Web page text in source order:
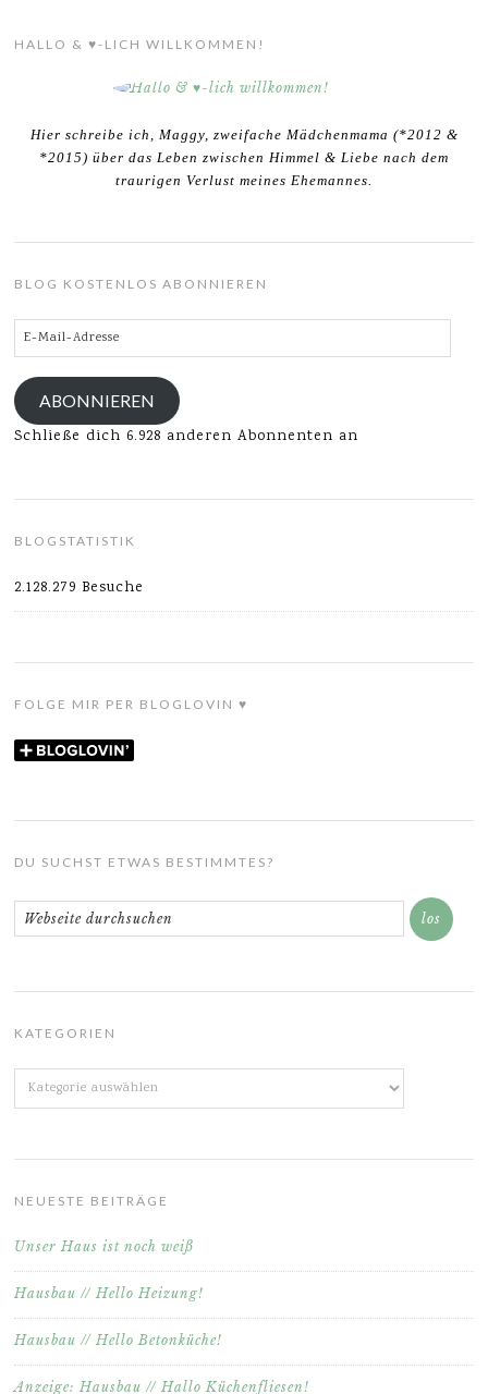
HALLO & ♥-LICH WILLKOMMEN!
Hier schreibe ich, Maggy, zweifache Mädchenmama (*2012 &
*2015) über das Leben zwischen Himmel & Liebe nach dem
traurigen Verlust meines Ehemannes.
BLOG KOSTENLOS ABONNIEREN
E-
Mail-
Adresse
ABONNIEREN
Schließe dich 6.928 anderen Abonnenten an
BLOGSTATISTIK
2.128.279 Besuche
FOLGE MIR PER BLOGLOVIN ♥
DU SUCHST ETWAS BESTIMMTES?
KATEGORIEN
Kategorien
NEUESTE BEITRÄGE
Unser Haus ist noch weiß
Hausbau // Hello Heizung!
Hausbau // Hello Betonküche!
Anzeige: Hausbau // Hallo Küchenfliesen!